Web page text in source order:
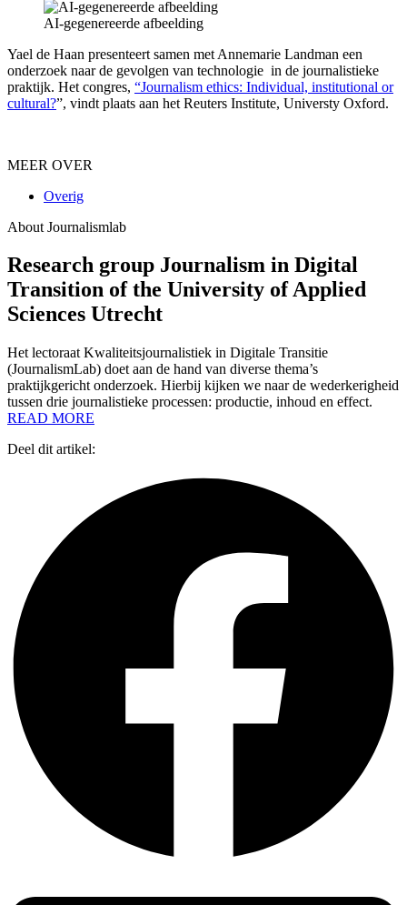
AI-gegenereerde afbeelding
Yael de Haan presenteert samen met Annemarie Landman een
onderzoek naar de gevolgen van technologie in de journalistieke
praktijk. Het congres, “Journalism ethics: Individual, institutional or
cultural?”, vindt plaats aan het Reuters Institute, Universty Oxford.
MEER OVER
Overig
About Journalismlab
Research group Journalism in Digital
Transition of the University of Applied
Sciences Utrecht
Het lectoraat Kwaliteitsjournalistiek in Digitale Transitie
(JournalismLab) doet aan de hand van diverse thema’s
praktijkgericht onderzoek. Hierbij kijken we naar de wederkerigheid
tussen drie journalistieke processen: productie, inhoud en effect.
READ MORE
Deel dit artikel: